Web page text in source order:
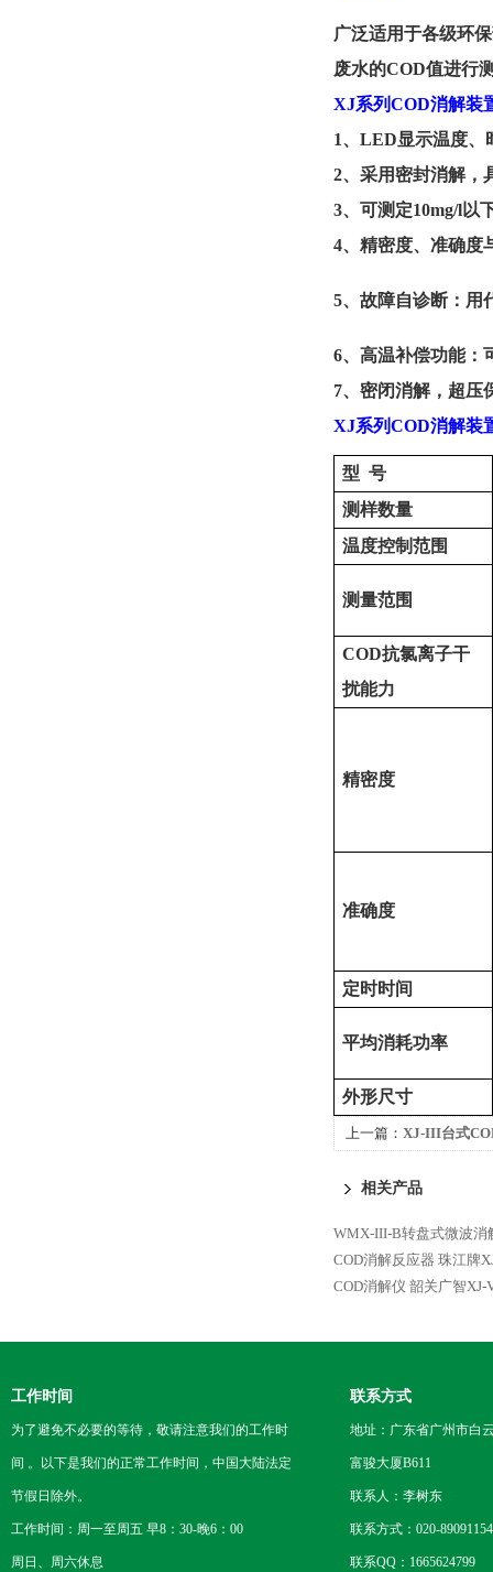
广泛适用于各级环
废水的COD值进行
XJ系列COD消解装
1、 LED显示温度、
2、 采用密封消解，
3、 可测定10mg/l以
4、 精密度、准确度
5、 故障自诊断：用
6、 高温补偿功能：
7、 密闭消解，超压
XJ系列COD消解装
型 号
测样数量
温度控制范围
测量范围
COD抗氯离子干
扰能力
精密度
准确度
定时时间
平均消耗功率
外形尺寸
上一篇： XJ-III台式
相关产品
WMX-III-B转盘式微波消
COD消解反应器 珠江牌
COD消解仪 韶关广智XJ-
工作时间
为了避免不必要的等待，敬请注意我们的工作时
间 。以下是我们的正常工作时间，中国大陆法定
节假日除外。
工作时间：周一至周五 早8：30-晚6：00
周日、周六休息
联系方式
地址：广东省广州市白
富骏大厦B611
联系人：李树东
联系方式：020-89091154
联系QQ：1665624799